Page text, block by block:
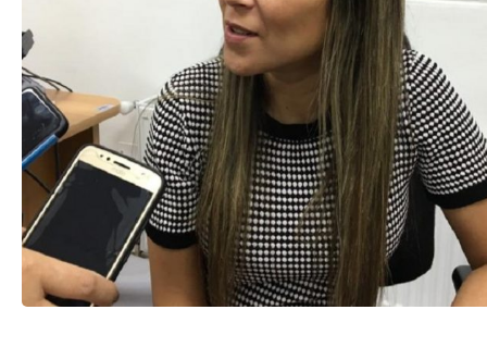
TRANSPARENCIA